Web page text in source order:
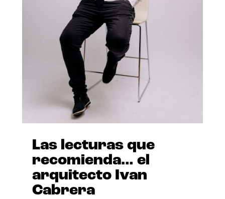
Las lecturas que
recomienda… el
arquitecto Ivan
Cabrera